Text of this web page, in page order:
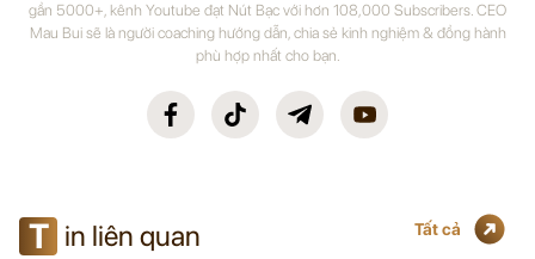
gần 5000+, kênh Youtube đạt Nút Bạc với hơn 108,000 Subscribers. CEO
Mau Bui sẽ là người coaching hướng dẫn, chia sẻ kinh nghiệm & đồng hành
phù hợp nhất cho bạn.
T in liên quan Tất cả